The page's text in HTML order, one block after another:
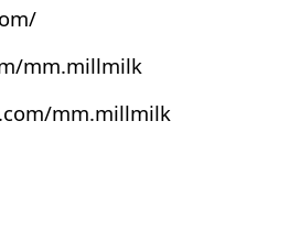
mm.millmilk
mm.millmilk